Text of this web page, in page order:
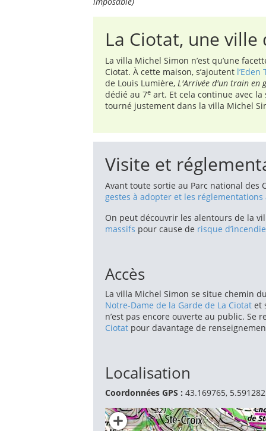
La Ciotat, une ville
La villa Michel Simon n’est qu’une
Ciotat. À cette maison, s’ajoutent l’Eden
de Louis Lumière, L'Arrivée d'un train en
dédié au 7e art. Et cela continue avec
tourné justement dans la villa Michel
Visite et
Avant toute sortie au Parc national des
gestes à adopter et les réglementations
On peut découvrir les alentours de la
massifs pour cause de risque d’incendie
Accès
La villa Michel Simon se situe chemin
Notre-Dame de la Garde de La Ciotat et
n’est pas encore ouverte au public.
Ciotat pour davantage de
Localisation
Coordonnées GPS : 43.169765, 5.591282